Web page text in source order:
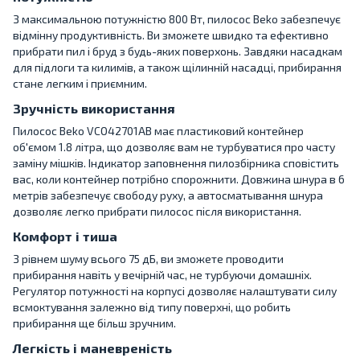
З максимальною потужністю 800 Вт, пилосос Beko забезпечує
відмінну продуктивність. Ви зможете швидко та ефективно
прибрати пил і бруд з будь-яких поверхонь. Завдяки насадкам
для підлоги та килимів, а також щілинній насадці, прибирання
стане легким і приємним.
Зручність використання
Пилосос Beko VCO42701AB має пластиковий контейнер
об'ємом 1.8 літра, що дозволяє вам не турбуватися про часту
заміну мішків. Індикатор заповнення пилозбірника сповістить
вас, коли контейнер потрібно спорожнити. Довжина шнура в 6
метрів забезпечує свободу руху, а автосматывання шнура
дозволяє легко прибрати пилосос після використання.
Комфорт і тиша
З рівнем шуму всього 75 дБ, ви зможете проводити
прибирання навіть у вечірній час, не турбуючи домашніх.
Регулятор потужності на корпусі дозволяє налаштувати силу
всмоктування залежно від типу поверхні, що робить
прибирання ще більш зручним.
Легкість і маневреність